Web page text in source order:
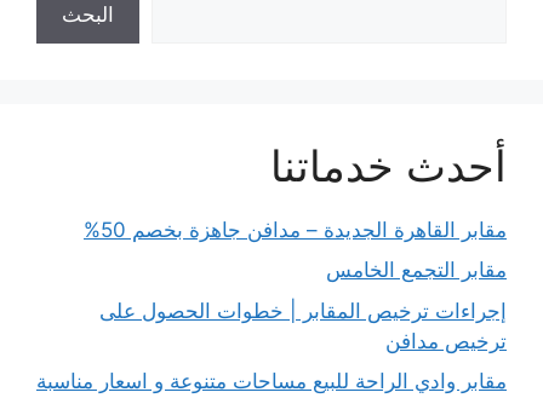
البحث
أحدث خدماتنا
مقابر القاهرة الجديدة – مدافن جاهزة بخصم 50%
مقابر التجمع الخامس
إجراءات ترخيص المقابر | خطوات الحصول على
ترخيص مدافن
مقابر وادي الراحة للبيع مساحات متنوعة و اسعار مناسبة